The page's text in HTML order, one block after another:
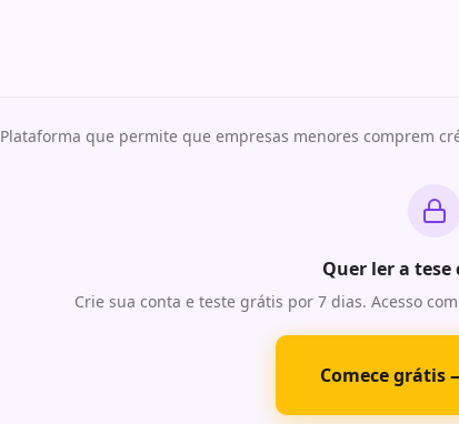
Plataforma que permite que empresas menores comprem
Quer ler a tese
Crie sua conta e teste grátis por 7 dias. Acesso
Comece grátis